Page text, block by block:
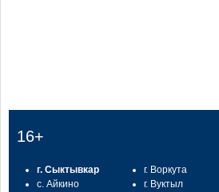
16+
г. Сыктывкар
с. Айкино
г. Воркута
г. Вуктыл